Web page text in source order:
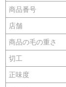
商品番号
店舗
商品の毛の重さ
切工
正味度